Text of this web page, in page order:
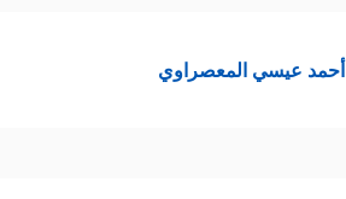
أحمد عيسي المعصراوي